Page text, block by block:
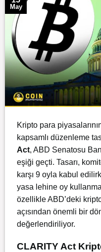
May
Kripto para
kapsamlı düzenleme
Act, ABD Senatosu
eşiği geçti. Tasarı,
karşı 9 oyla kabul
yasa lehine oy
özellikle ABD’deki
açısından önemli bir
değerlendiriliyor.
CLARITY Act